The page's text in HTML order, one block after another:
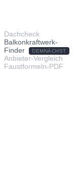
Dachcheck
Balkonkraftwerk-
Finder
DEMNÄCHST
Anbieter-Vergleich
Faustformeln-PDF